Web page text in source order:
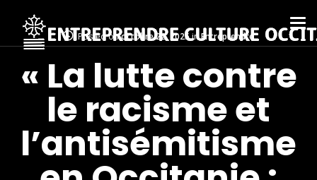
Posted onoctobre 22, 2025in Entreprendre
« La lutte contre
le racisme et
l’antisémitisme